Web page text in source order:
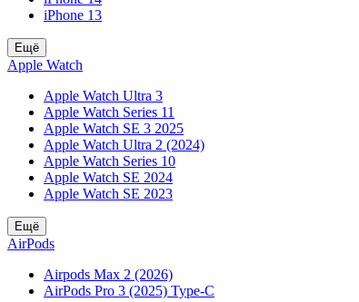
iPhone 13
Ещё
Apple Watch
Apple Watch Ultra 3
Apple Watch Series 11
Apple Watch SE 3 2025
Apple Watch Ultra 2 (2024)
Apple Watch Series 10
Apple Watch SE 2024
Apple Watch SE 2023
Ещё
AirPods
Airpods Max 2 (2026)
AirPods Pro 3 (2025) Type-C